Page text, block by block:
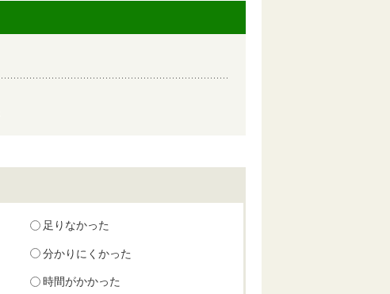
足りなかった
分かりにくかった
時間がかかった